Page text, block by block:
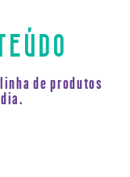
de produtos